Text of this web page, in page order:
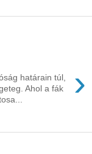
›
határain túl,
Ahol a fák